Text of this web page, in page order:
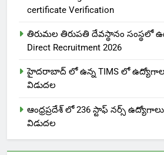
certificate Verification
తిరుమల తిరుపతి దేవస్థానం సంస్థలో
Direct Recruitment 2026
హైదరాబాద్ లో ఉన్న TIMS లో
విడుదల
ఆంధ్రప్రదేశ్ లో 236 స్టాఫ్ నర్స్
విడుదల